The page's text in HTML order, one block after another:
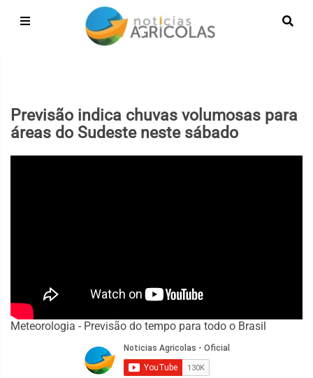
Previsão indica chuvas volumosas para
áreas do Sudeste neste sábado
Meteorologia - Previsão do tempo para todo o Brasil